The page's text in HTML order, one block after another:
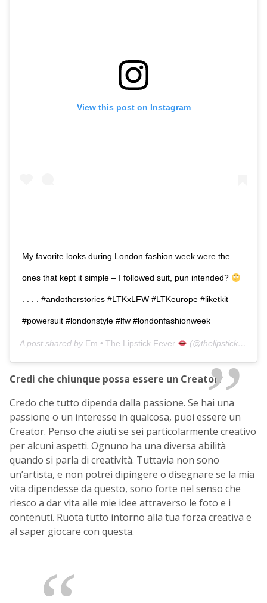
View this post on Instagram
My favorite looks during London fashion week were the
ones that kept it simple – I followed suit, pun intended?
. . . . #andotherstories #LTKxLFW #LTKeurope #liketkit
#powersuit #londonstyle #lfw #londonfashionweek
A post shared by Em • The Lipstick Fever (@thelipstickfever) on
Credi che chiunque possa essere un Creator?
Credo che tutto dipenda dalla passione. Se hai una
passione o un interesse in qualcosa, puoi essere un
Creator. Penso che aiuti se sei particolarmente creativo
per alcuni aspetti. Ognuno ha una diversa abilità
quando si parla di creatività. Tuttavia non sono
un’artista, e non potrei dipingere o disegnare se la mia
vita dipendesse da questo, sono forte nel senso che
riesco a dar vita alle mie idee attraverso le foto e i
contenuti. Ruota tutto intorno alla tua forza creativa e
al saper giocare con questa.